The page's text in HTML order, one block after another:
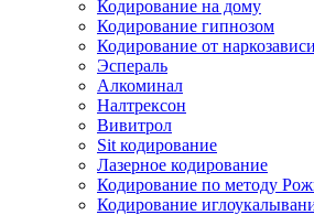
Кодирование на дому
Кодирование гипнозом
Кодирование от
Эспераль
Алкоминал
Налтрексон
Вивитрол
Sit кодирование
Лазерное кодирование
Кодирование по методу
Кодирование